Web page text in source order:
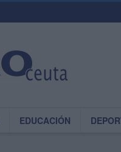
EDUCACIÓN